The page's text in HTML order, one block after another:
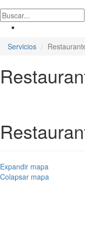
Servicios
Expandir mapa
Colapsar mapa